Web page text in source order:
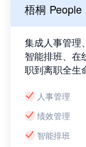
梧桐 People
集成人事管理
智能排班、在
职到离职全生
人事管理
绩效管理
智能排班